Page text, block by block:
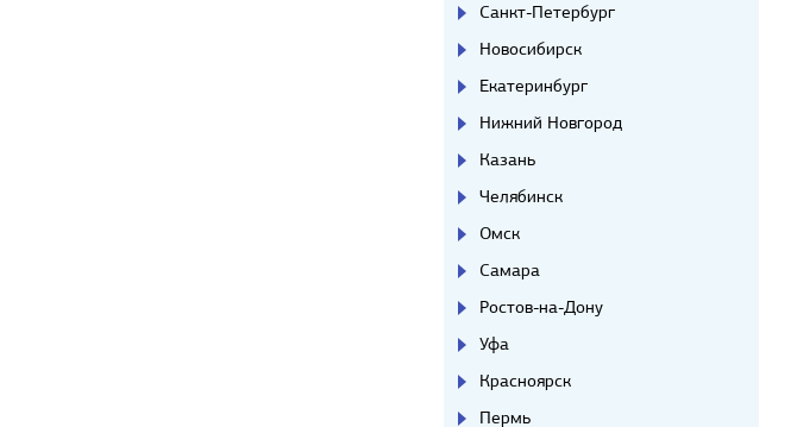
Санкт-Петербург
Новосибирск
Екатеринбург
Нижний Новгород
Казань
Челябинск
Омск
Самара
Ростов-на-Дону
Уфа
Красноярск
Пермь